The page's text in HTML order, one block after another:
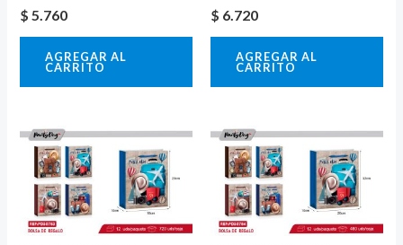
$ 5.760
AGREGAR AL
CARRITO
$ 6.720
AGREGAR AL
CARRITO